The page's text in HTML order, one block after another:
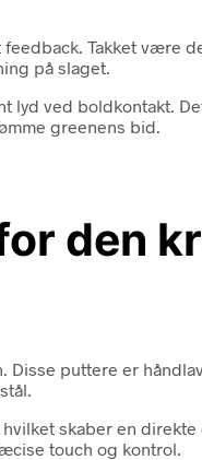
Takket være
på slaget.
ved boldkontakt.
greenens bid.
den
puttere er
skaber en direkte
touch og kontrol.